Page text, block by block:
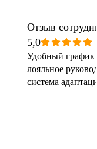
Отзыв
5,0
Удобный график
лояльное
система